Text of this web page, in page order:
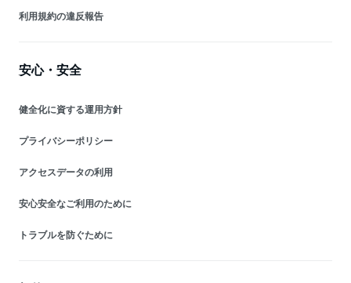
利用規約の違反報告
安心・安全
健全化に資する運用方針
プライバシーポリシー
アクセスデータの利用
安心安全なご利用のために
トラブルを防ぐために